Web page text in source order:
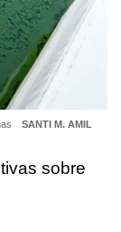
SANTI M. AMIL
sobre